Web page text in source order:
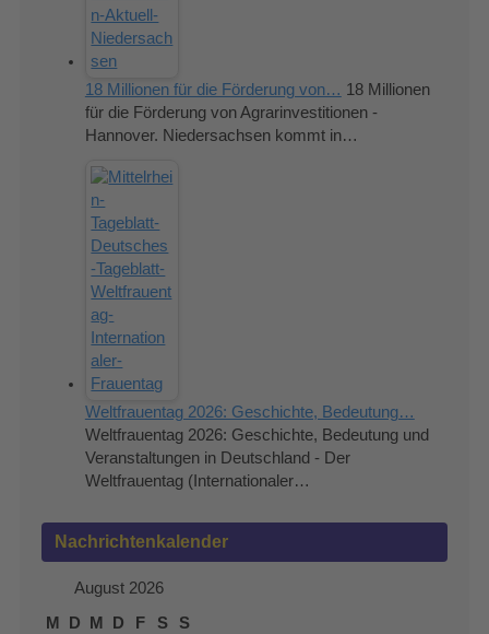
18 Millionen für die Förderung von… 18 Millionen
für die Förderung von Agrarinvestitionen -
Hannover. Niedersachsen kommt in…
Weltfrauentag 2026: Geschichte, Bedeutung…
Weltfrauentag 2026: Geschichte, Bedeutung und
Veranstaltungen in Deutschland - Der
Weltfrauentag (Internationaler…
Nachrichtenkalender
August 2026
M
D M D F S S